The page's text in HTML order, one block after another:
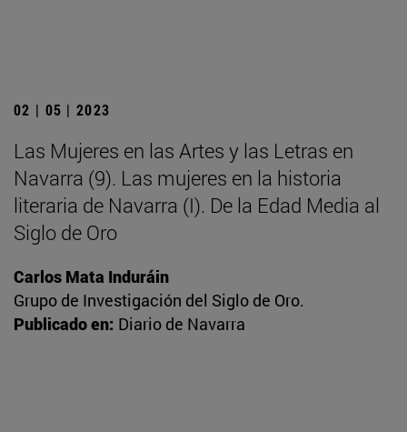
02 | 05 | 2023
Las Mujeres en las Artes y las Letras en
Navarra (9). Las mujeres en la historia
literaria de Navarra (I). De la Edad Media al
Siglo de Oro
Carlos Mata Induráin
Grupo de Investigación del Siglo de Oro.
Publicado en: Diario de Navarra